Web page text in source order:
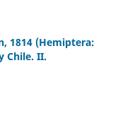
1814 (Hemiptera:
Chile. II.